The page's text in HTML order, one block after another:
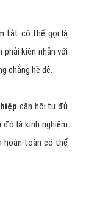
tắt có thể gọi là
phải kiên nhẫn với
chẳng hề dễ.
cần hội tụ đủ
là kinh nghiệm
hoàn toàn có thể